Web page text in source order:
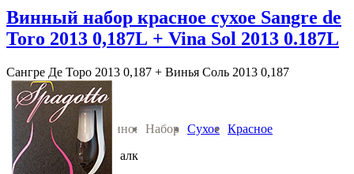
Винный набор красное сухое Sangre de
Toro 2013 0,187L + Vina Sol 2013 0.187L
Сангре Де Торо 2013 0,187 + Винья Соль 2013 0,187
Miquel Torres
Вино: Набор Сухое Красное
2013 год 0.37 л 13 % алк